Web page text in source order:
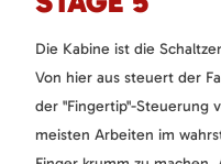
Die Kabine ist die
Von hier aus steuert der
der "Fingertip"-Steuerung
meisten Arbeiten im